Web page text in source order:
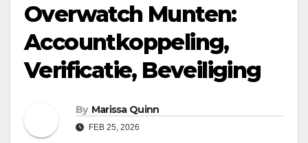
Overwatch Munten:
Accountkoppeling,
Verificatie, Beveiliging
By Marissa Quinn
FEB 25, 2026